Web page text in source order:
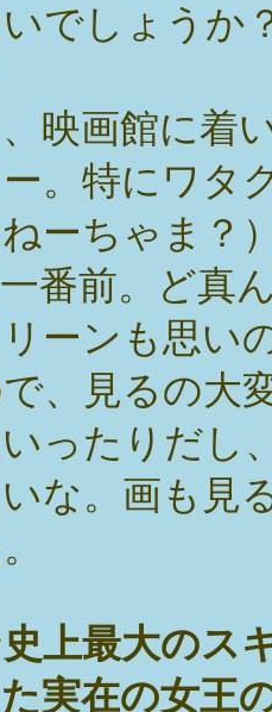
でしょうか
映画館に着
。特にワタ
ーちゃま？
番前。ど真
ーンも思い
、見るの大
ったりだし
な。画も見
上最大のス
実在の女王